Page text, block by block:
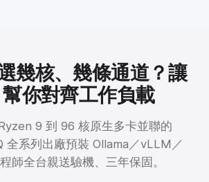
幾核、幾條通道？讓
你對齊工作負載
9 到 96 核原生多卡並聯的
全系列出廠預裝 Ollama／vLLM／
師全台親送驗機、三年保固。